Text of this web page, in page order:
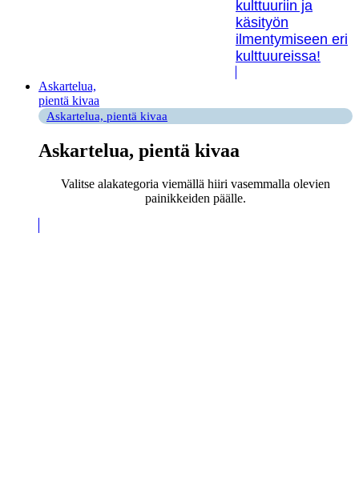
kulttuuriin ja
käsityön
ilmentymiseen eri
kulttuureissa!
Askartelua,
pientä kivaa
Askartelua, pientä kivaa
Askartelua, pientä kivaa
Valitse alakategoria viemällä hiiri vasemmalla olevien
painikkeiden päälle.